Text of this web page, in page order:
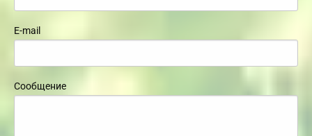
E-mail
Сообщение